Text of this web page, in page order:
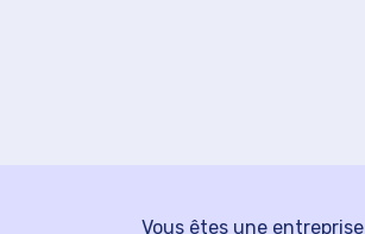
Vous êtes une entreprise